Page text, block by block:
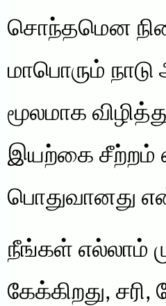
சொந்தமென
மாபொரும் நாடு
மூலமாக
இயற்கை சீற்றம்
பொதுவானது
நீங்கள் எல்லாம்
கேக்கிறது,